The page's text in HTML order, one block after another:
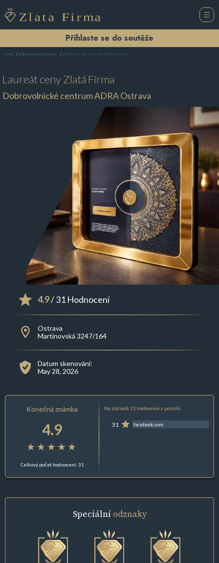
Přihlaste se do soutěže
Domů Reklamní agentura Ostrava Dobrovolnické centrum ADRA Ostrava
Laureát cenyZlatá Firma
Dobrovolnické centrum ADRA Ostrava
4.9/ 31 Hodnocení
Ostrava
Martinovská 3247/164
Datum skenování:
May 28, 2026
Konečná známka
4.9
Celkový počet hodnocení: 31
Na základě 31 hodnocení z portálů:
31 facebook.com
Speciální odznaky